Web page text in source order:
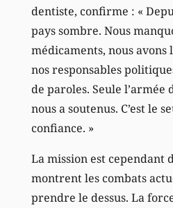
dentiste, confirme : «
pays sombre. Nous
médicaments, nous
nos responsables
de paroles. Seule
nous a soutenus. C’est le
confiance. »
La mission est cependant
montrent les combats
prendre le dessus. La